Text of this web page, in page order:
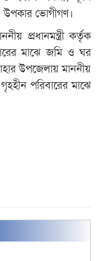
উপকার ভোগীগণ।
প্রধানমন্ত্রী কর্তৃক
মাঝে জমি ও ঘর
উপজেলায় মাননীয়
পরিবারের মাঝে